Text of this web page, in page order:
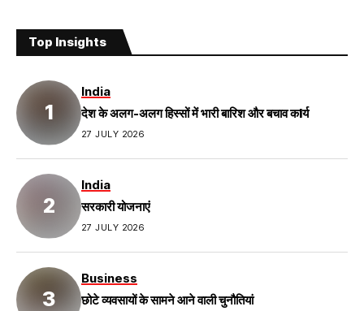
Top Insights
India
देश के अलग-अलग हिस्सों में भारी बारिश और बचाव कIर्य
27 JULY 2026
India
सरकारी योजनाएं
27 JULY 2026
Business
छोटे व्यवसायों के सामने आने वाली चुनौतियां